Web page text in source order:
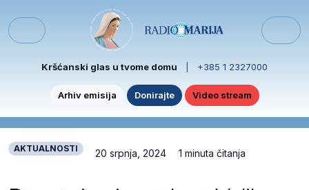
Menu
Kršćanski glas u tvome domu +385 1 2327000
Arhiv emisija Donirajte Video stream
AKTUALNOSTI 20 srpnja, 2024 1 minuta čitanja